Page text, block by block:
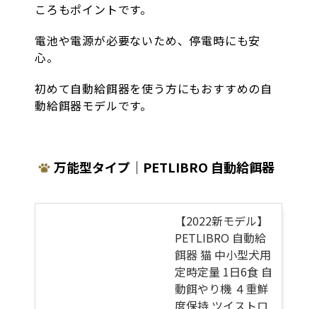
ころもポイントです。
電池や電源が必要ないため、停電時にも安
心。
初めて自動給餌器を使う方にもおすすめの自
動給餌器モデルです。
万能型タイプ｜PETLIBRO 自動給餌器
【2022新モデル】
PETLIBRO 自動給
餌器 猫 中小型犬用
定時定量 1日6食 自
動餌やり機 ４重鮮
度保持 ツイストロ